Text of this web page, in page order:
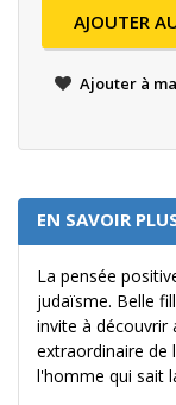
AJOUTER
Ajouter à
EN SAVOIR
La pensée
judaïsme. Belle
invite à découvrir
extraordinaire de
l'homme qui sait